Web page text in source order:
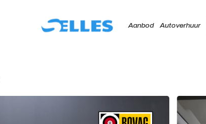
Aanbod Autoverhuur
Aanbod